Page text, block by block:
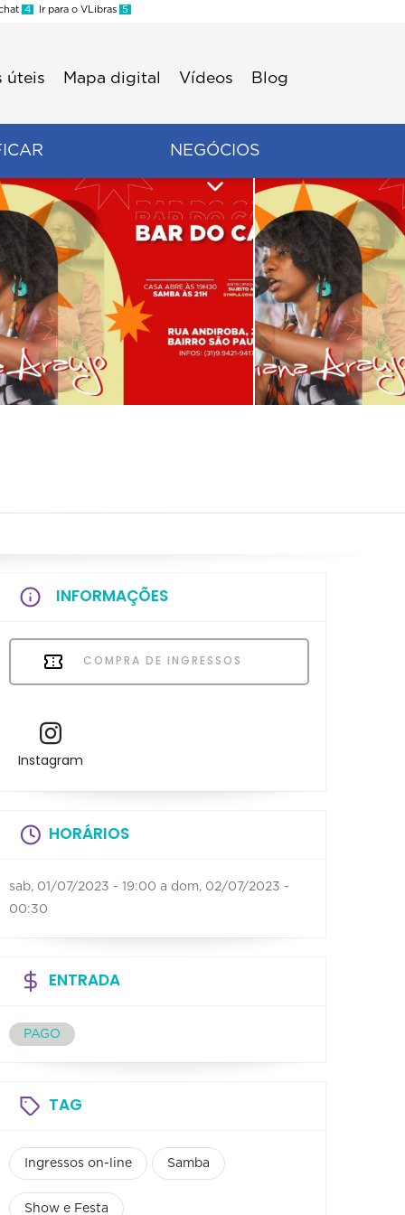
4 Ir para o VLibras 5
úteis Mapa digital Vídeos Blog
NEGÓCIOS
INFORMAÇÕES
COMPRA DE INGRESSOS
Instagram
HORÁRIOS
sab, 01/07/2023 - 19:00 a dom, 02/07/2023 -
00:30
ENTRADA
PAGO
TAG
Ingressos on-line Samba
Show e Festa